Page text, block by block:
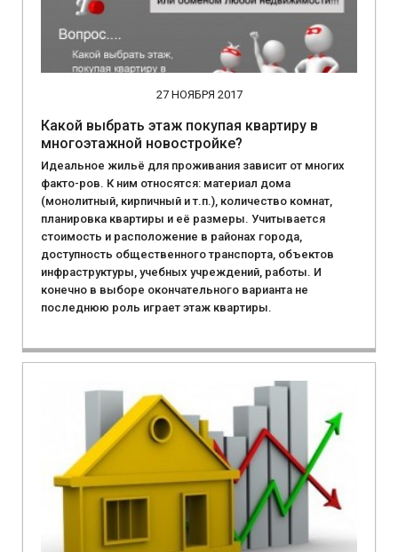
27 НОЯБРЯ 2017
Какой выбрать этаж покупая квартиру в
многоэтажной новостройке?
Идеальное жильё для проживания зависит от многих
факто-ров. К ним относятся: материал дома
(монолитный, кирпичный и т.п.), количество комнат,
планировка квартиры и её размеры. Учитывается
стоимость и расположение в районах города,
доступность общественного транспорта, объектов
инфраструктуры, учебных учреждений, работы. И
конечно в выборе окончательного варианта не
последнюю роль играет этаж квартиры.